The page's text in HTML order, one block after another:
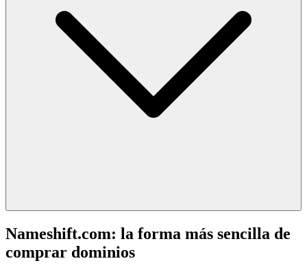
Nameshift.com: la forma más sencilla de
comprar dominios